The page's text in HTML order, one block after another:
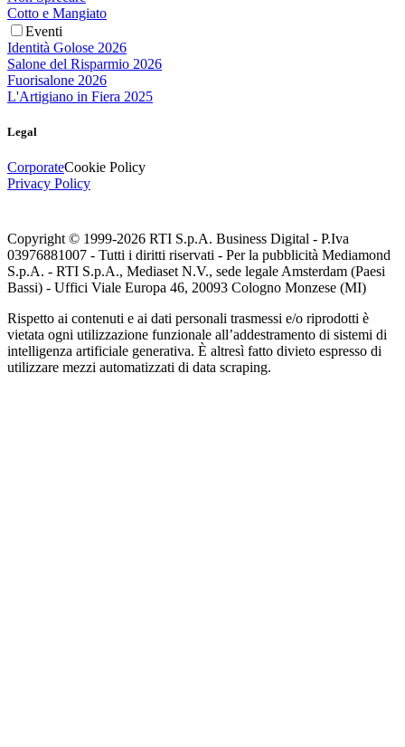
Cotto e Mangiato
Eventi
Identità Golose 2026
Salone del Risparmio 2026
Fuorisalone 2026
L'Artigiano in Fiera 2025
Legal
CorporateCookie Policy
Privacy Policy
Copyright © 1999-2026 RTI S.p.A. Business Digital - P.Iva
03976881007 - Tutti i diritti riservati - Per la pubblicità Mediamond
S.p.A. - RTI S.p.A., Mediaset N.V., sede legale Amsterdam (Paesi
Bassi) - Uffici Viale Europa 46, 20093 Cologno Monzese (MI)
Rispetto ai contenuti e ai dati personali trasmessi e/o riprodotti è
vietata ogni utilizzazione funzionale all’addestramento di sistemi di
intelligenza artificiale generativa. È altresì fatto divieto espresso di
utilizzare mezzi automatizzati di data scraping.